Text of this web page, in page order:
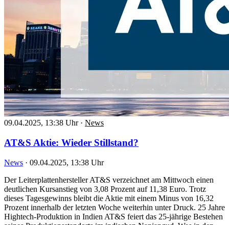
09.04.2025, 13:38 Uhr · News
AT&S Aktie: Wieder Stillstand?
News · 09.04.2025, 13:38 Uhr
Der Leiterplattenhersteller AT&S verzeichnet am Mittwoch einen
deutlichen Kursanstieg von 3,08 Prozent auf 11,38 Euro. Trotz
dieses Tagesgewinns bleibt die Aktie mit einem Minus von 16,32
Prozent innerhalb der letzten Woche weiterhin unter Druck. 25 Jahre
Hightech-Produktion in Indien AT&S feiert das 25-jährige Bestehen